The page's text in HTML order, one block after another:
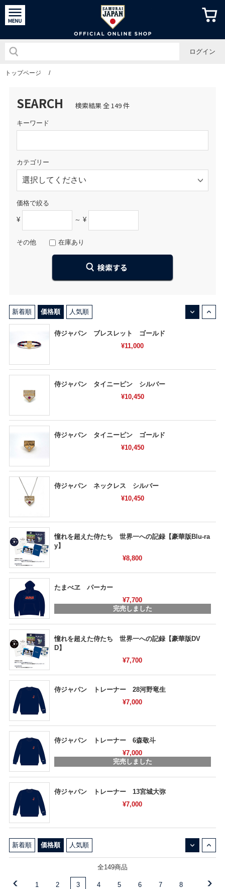
侍ジャパ
ログイン
トップページ /
SEARCH 検索結果 全 149 件
キーワード
カテゴリー
価格で絞る
¥ ～ ¥
その他 在庫あり
新着順 価格順 人気順
侍ジャパン ブレスレット ゴールド
¥11,000
侍ジャパン タイニーピン シルバー
¥10,450
侍ジャパン タイニーピン ゴールド
¥10,450
侍ジャパン ネックレス シルバー
¥10,450
憧れを超えた侍たち 世界一への記録【豪華版Blu-ra
y】
¥8,800
たまべヱ パーカー
¥7,700
完売しました
憧れを超えた侍たち 世界一への記録【豪華版DV
D】
¥7,700
侍ジャパン トレーナー 28河野竜生
¥7,000
侍ジャパン トレーナー 6森敬斗
¥7,000
完売しました
侍ジャパン トレーナー 13宮城大弥
¥7,000
新着順 価格順 人気順
全149商品
1 2 3 4 5 6 7 8